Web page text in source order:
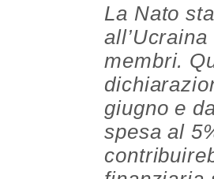
La Nato
membri.
giugno e
spesa al